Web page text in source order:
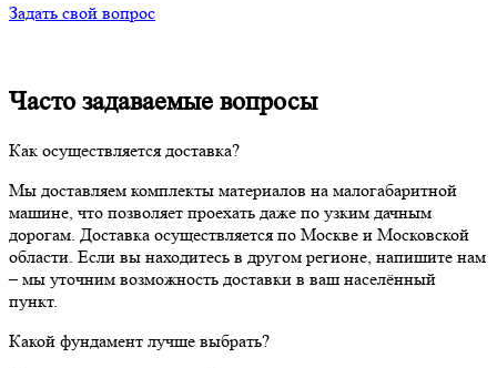
Задать свой вопрос
Часто задаваемые вопросы
Как осуществляется доставка?
Мы доставляем комплекты материалов на малогабаритной
машине, что позволяет проехать даже по узким дачным
дорогам. Доставка осуществляется по Москве и Московской
области. Если вы находитесь в другом регионе, напишите нам
– мы уточним возможность доставки в ваш населённый
пункт.
Какой фундамент лучше выбрать?